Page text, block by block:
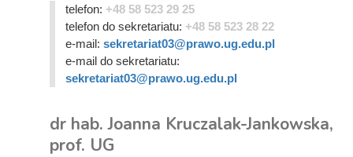
telefon: +48 58 523 29 25
telefon do sekretariatu: +48 58 523 28 22
e-mail: sekretariat03@prawo.ug.edu.pl
e-mail do sekretariatu:
sekretariat03@prawo.ug.edu.pl
dr hab. Joanna Kruczalak-Jankowska,
prof. UG